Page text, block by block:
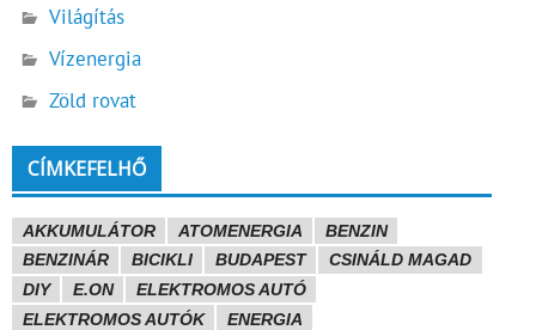
Világítás
Vízenergia
Zöld rovat
CÍMKEFELHŐ
AKKUMULÁTOR ATOMENERGIA
BENZIN
BENZINÁR
BICIKLI BUDAPEST
CSINÁLD MAGAD
DIY
E.ON
ELEKTROMOS AUTÓ
ELEKTROMOS AUTÓK
ENERGIA